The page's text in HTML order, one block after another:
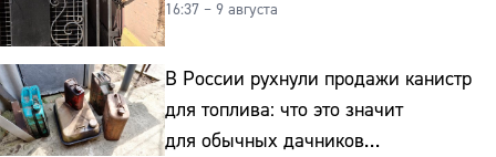
16:37 – 9 августа
В России рухнули продажи канистр
для топлива: что это значит
для обычных дачников